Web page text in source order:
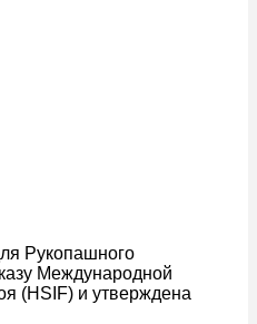
Рукопашного
Международной
(HSIF) и утверждена